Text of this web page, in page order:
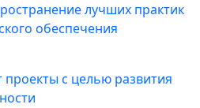
лучших практик
обеспечения
с целью развития